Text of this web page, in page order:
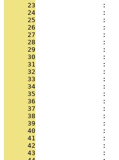
      23
:
      24
:
      25
:
      26
:
      27
:
      28
:
      29
:
      30
:
      31
:
      32
:
      33
:
      34
:
      35
:
      36
:
      37
:
      38
:
      39
:
      40
:
      41
:
      42
:
      43
: